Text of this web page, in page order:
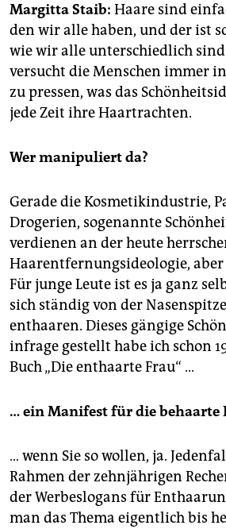
Margitta Staib: Haare sind
den wir alle haben, und der ist
wie wir alle unterschiedlich
versucht die Menschen immer
zu pressen, was das
jede Zeit ihre Haartrachten.
Wer manipuliert da?
Gerade die Kosmetikindus­trie,
Drogerien, sogenannte
verdienen an der heute
Haarentfernungsideologie,
Für junge Leute ist es ja ganz
sich ständig von der
enthaaren. Dieses gängige
infrage gestellt habe ich schon
Buch „Die enthaarte Frau“ …
… ein Manifest für die behaarte
… wenn Sie so wollen, ja.
Rahmen der zehnjährigen
der Werbeslogans für
man das Thema eigentlich bis